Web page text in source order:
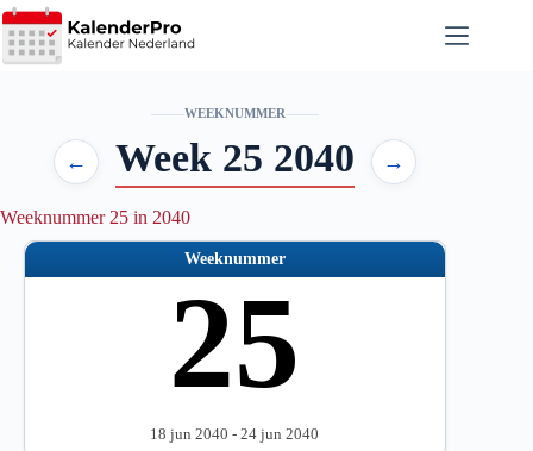
Ga
naar
de
WEEKNUMMER
← Week 25 2040 →
Weeknummer 25 in 2040
Weeknummer
25
18 jun 2040 - 24 jun 2040